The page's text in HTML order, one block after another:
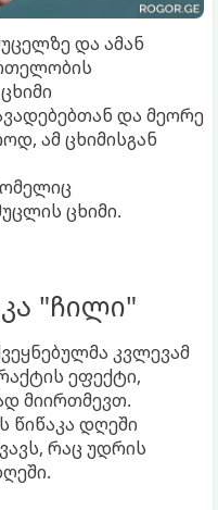
და ამან
და მეორე
ამ ცხიმისგან
ცხიმი.
"ჩილი"
კვლევამ
ეფექტი,
მიირთმევთ.
წიწაკა დღეში
რაც უდრის